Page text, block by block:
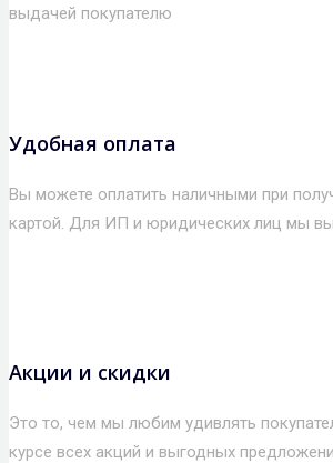
выдачей покупателю
Удобная оплата
Вы можете оплатить наличными при
картой. Для ИП и юридических лиц мы
Акции и скидки
Это то, чем мы любим удивлять
курсе всех акций и выгодных